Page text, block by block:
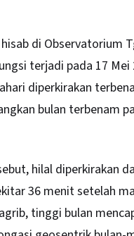
di Observatorium
terjadi pada 17 Mei
diperkirakan
bulan terbenam
hilal diperkirakan
36 menit setelah
tinggi bulan